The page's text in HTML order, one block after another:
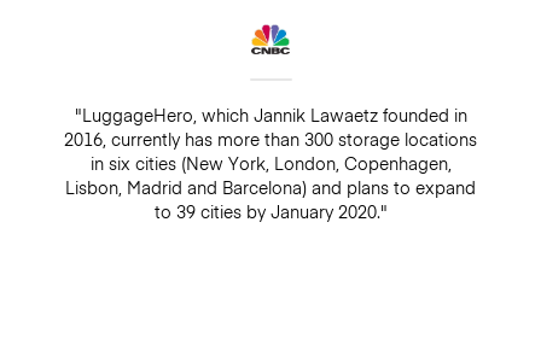
"LuggageHero, which Jannik Lawaetz founded in
2016, currently has more than 300 storage locations
in six cities (New York, London, Copenhagen,
Lisbon, Madrid and Barcelona) and plans to expand
to 39 cities by January 2020."